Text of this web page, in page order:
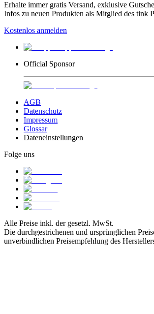
Erhalte immer gratis Versand, exklusive
Infos zu neuen Produkten als Mitglied des tink
Kostenlos anmelden
Official Sponsor
AGB
Datenschutz
Impressum
Glossar
Dateneinstellungen
Folge uns
Alle Preise inkl. der gesetzl. MwSt.
Die durchgestrichenen und ursprünglichen
unverbindlichen Preisempfehlung des